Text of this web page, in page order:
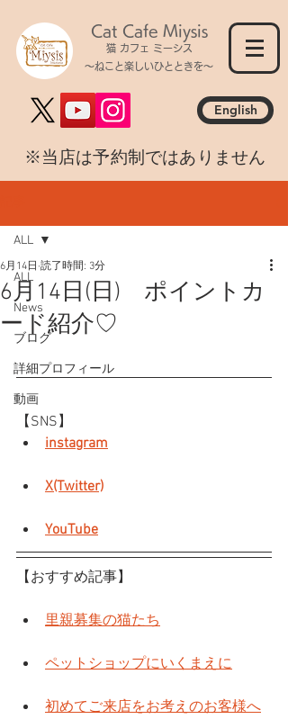
Cat Cafe Miysis
猫 カフェ ミーシス
～ねこと楽しいひとときを～
English
​※当店は予約制ではありません
ALL
News
ブログ
詳細プロフィール
動画
ALL
6月14日(日) ポイントカ
ード紹介♡
6月14日 読了時間: 3分
【SNS】
instagram
X(Twitter)
YouTube
【おすすめ記事】
里親募集の猫たち
ペットショップにいくまえに
初めてご来店をお考えのお客様へ